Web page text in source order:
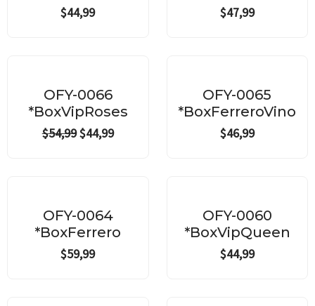
$44,99 $47,99
OFY-0066
*BoxVipRoses
$54,99
was:
$54,99.
$44,99
$44,99.
OFY-0065
*BoxFerreroVino
$46,99
OFY-0064
*BoxFerrero
$59,99
OFY-0060
*BoxVipQueen
$44,99